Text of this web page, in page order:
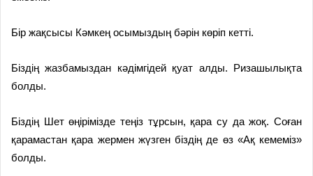
Бір жақсысы Кәмкең осымыздың бәрін көріп кетті.
Біздің жазбамыздан кәдімгідей қуат алды. Ризашылықта
болды.
Біздің Шет өңірімізде теңіз тұрсын, қара су да жоқ. Соған
қарамастан қара жермен жүзген біздің де өз «Ақ кемеміз»
болды.